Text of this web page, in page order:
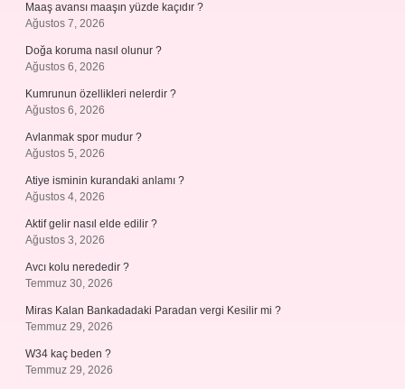
Maaş avansı maaşın yüzde kaçıdır ?
Ağustos 7, 2026
Doğa koruma nasıl olunur ?
Ağustos 6, 2026
Kumrunun özellikleri nelerdir ?
Ağustos 6, 2026
Avlanmak spor mudur ?
Ağustos 5, 2026
Atiye isminin kurandaki anlamı ?
Ağustos 4, 2026
Aktif gelir nasıl elde edilir ?
Ağustos 3, 2026
Avcı kolu nerededir ?
Temmuz 30, 2026
Miras Kalan Bankadadaki Paradan vergi Kesilir mi ?
Temmuz 29, 2026
W34 kaç beden ?
Temmuz 29, 2026